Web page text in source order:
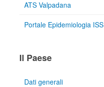
ATS Valpadana
Portale Epidemiologia ISS
Il Paese
Dati generali